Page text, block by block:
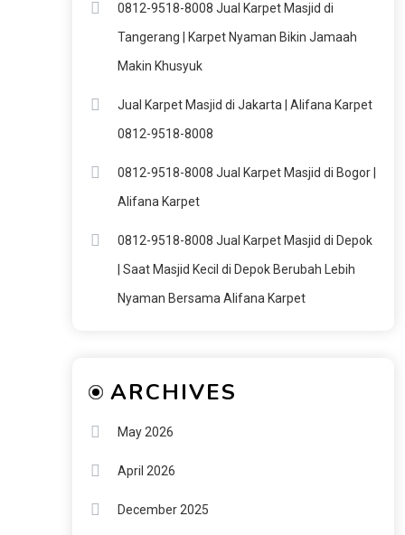
0812-9518-8008 Jual Karpet Masjid di
Tangerang | Karpet Nyaman Bikin Jamaah
Makin Khusyuk
Jual Karpet Masjid di Jakarta | Alifana Karpet
0812-9518-8008
0812-9518-8008 Jual Karpet Masjid di Bogor |
Alifana Karpet
0812-9518-8008 Jual Karpet Masjid di Depok
| Saat Masjid Kecil di Depok Berubah Lebih
Nyaman Bersama Alifana Karpet
ARCHIVES
May 2026
April 2026
December 2025